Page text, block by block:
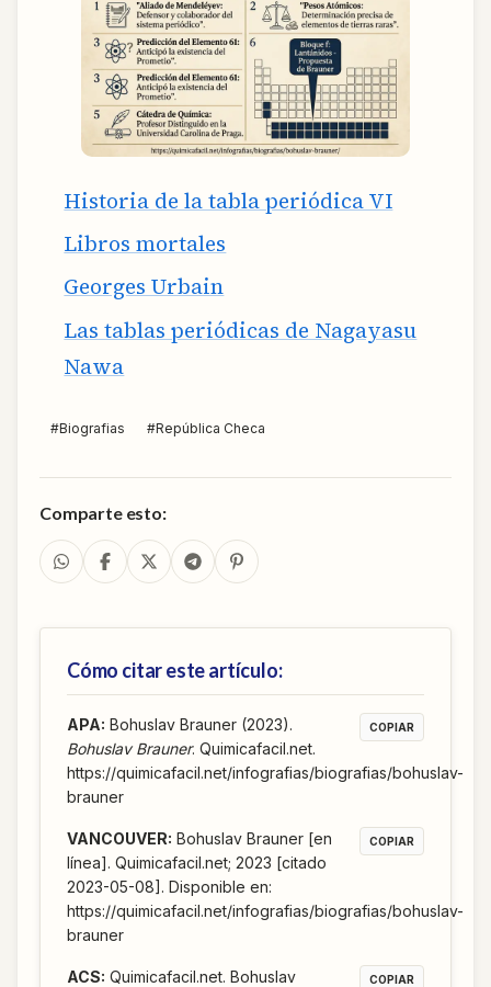
Historia de la tabla periódica VI
Libros mortales
Georges Urbain
Las tablas periódicas de Nagayasu
Nawa
#Biografias #República Checa
Comparte esto:
Cómo citar este artículo:
APA: Bohuslav Brauner (2023).
Bohuslav Brauner. Quimicafacil.net.
https://quimicafacil.net/infografias/biografias/bohuslav-
brauner
COPIAR
VANCOUVER: Bohuslav Brauner [en
línea]. Quimicafacil.net; 2023 [citado
2023-05-08]. Disponible en:
https://quimicafacil.net/infografias/biografias/bohuslav-
brauner
COPIAR
ACS: Quimicafacil.net. Bohuslav
COPIAR